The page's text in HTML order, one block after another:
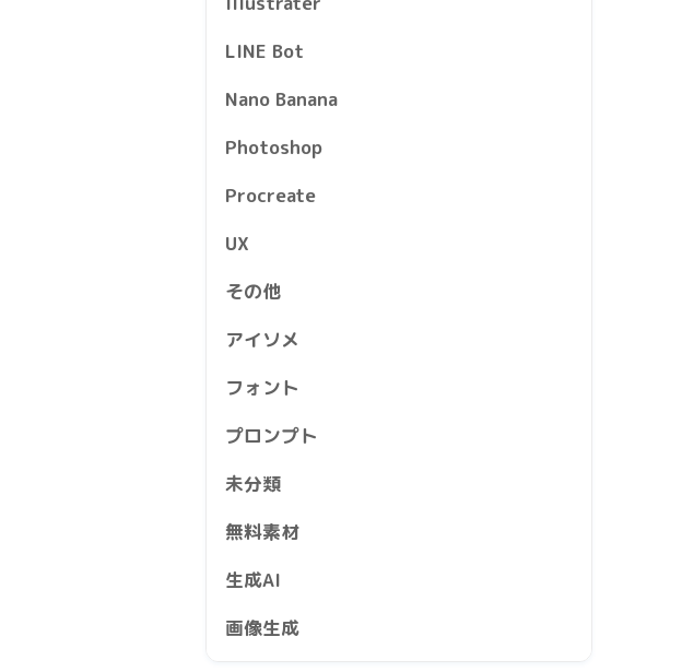
LINE Bot
Nano Banana
Photoshop
Procreate
UX
その他
アイソメ
フォント
プロンプト
未分類
無料素材
生成AI
画像生成